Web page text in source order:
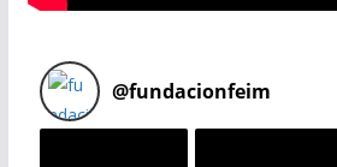
@fundacionfeim